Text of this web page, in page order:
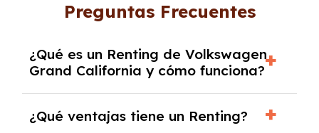
Preguntas Frecuentes
¿Qué es un Renting de Volkswagen
Grand California y cómo funciona?
UnRenting de Volkswagen Grand California
¿Qué ventajas tiene un Renting?